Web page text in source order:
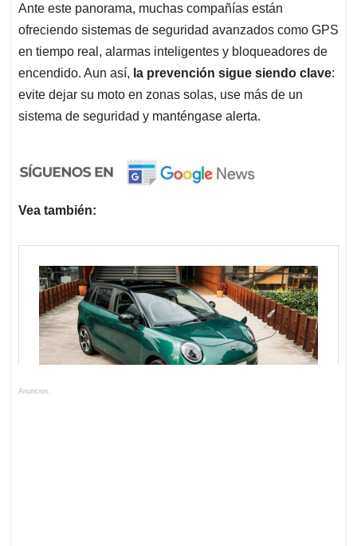
Ante este panorama, muchas compañías están
ofreciendo sistemas de seguridad avanzados como GPS
en tiempo real, alarmas inteligentes y bloqueadores de
encendido. Aun así, la prevención sigue siendo clave:
evite dejar su moto en zonas solas, use más de un
sistema de seguridad y manténgase alerta.
Vea también:
Anuncios.